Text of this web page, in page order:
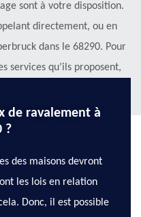
sont à votre disposition.
directement, ou en
dans le 68290. Pour
services qu’ils proposent,
de ravalement à
?
des maisons devront
les lois en relation
Donc, il est possible